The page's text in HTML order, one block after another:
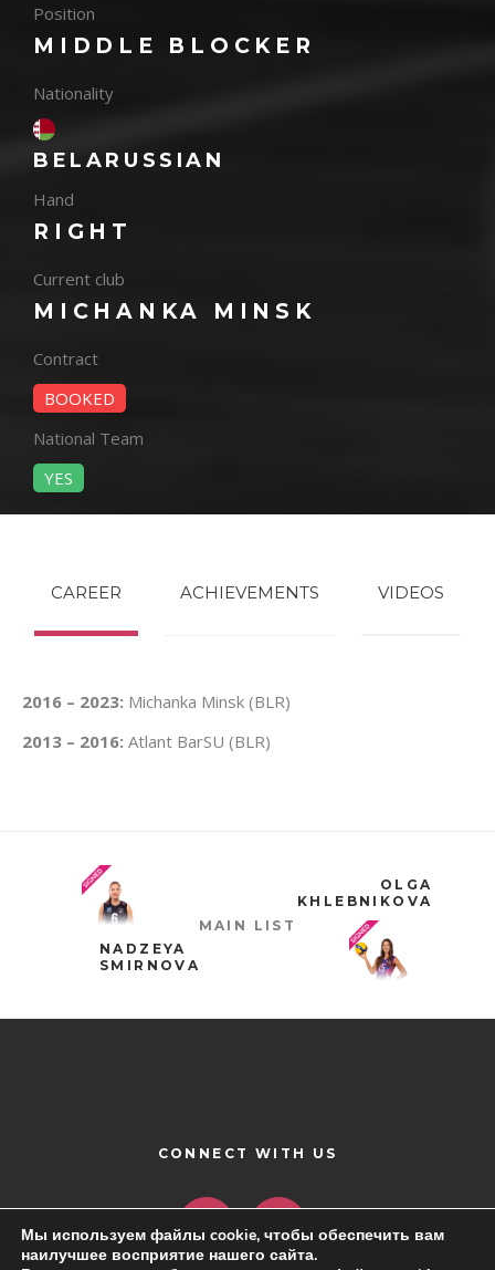
Position
MIDDLE BLOCKER
Nationality
BELARUSSIAN
Hand
RIGHT
Current club
MICHANKA MINSK
Contract
BOOKED
National Team
YES
CAREER ACHIEVEMENTS VIDEOS
2016 – 2023: Michanka Minsk (BLR)
2013 – 2016: Atlant BarSU (BLR)
NADZEYA
SMIRNOVA
MAIN LIST
OLGA
KHLEBNIKOVA
CONNECT WITH US
Мы используем файлы cookie, чтобы обеспечить вам
наилучшее восприятие нашего сайта.